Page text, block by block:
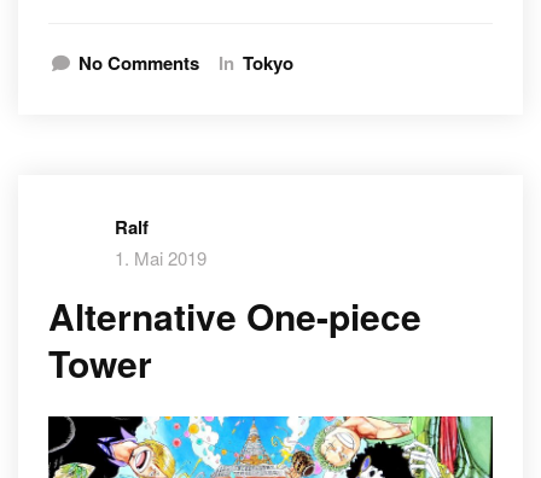
No Comments In Tokyo
Ralf
1. Mai 2019
Alternative One-piece
Tower